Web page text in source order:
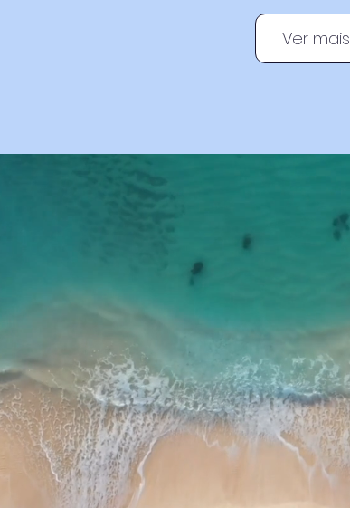
Ver mais